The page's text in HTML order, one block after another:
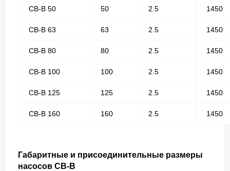
СВ-В 50 50 2.5 1450
СВ-В 63 63 2.5 1450
СВ-В 80 80 2.5 1450
СВ-В 100 100 2.5 1450
СВ-В 125 125 2.5 1450
СВ-В 160 160 2.5 1450
Габаритные и присоединительные размеры
насосов CB-В